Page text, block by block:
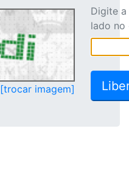
[trocar imagem]
Digite
lado no